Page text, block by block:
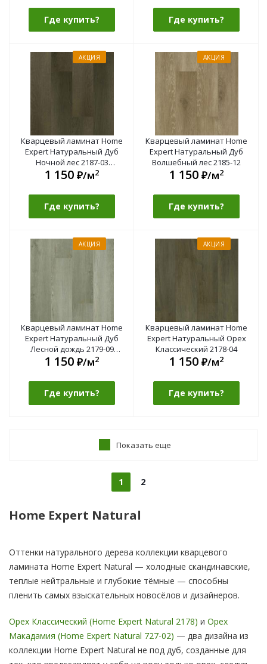
Где купить? Где купить?
АКЦИЯ
Кварцевый ламинат Home
Expert Натуральный Дуб
Ночной лес 2187-03
градиент
1 150 ₽/м2
Где купить?
АКЦИЯ
Кварцевый ламинат Home
Expert Натуральный Дуб
Волшебный лес 2185-12
1 150 ₽/м2
Где купить?
АКЦИЯ
Кварцевый ламинат Home
Expert Натуральный Дуб
Лесной дождь 2179-09
градиент
1 150 ₽/м2
Где купить?
АКЦИЯ
Кварцевый ламинат Home
Expert Натуральный Орех
Классический 2178-04
1 150 ₽/м2
Где купить?
Показать еще
1 2
Home Expert Natural
Оттенки натурального дерева коллекции кварцевого
ламината Home Expert Natural — холодные скандинавские,
теплые нейтральные и глубокие тёмные — способны
пленить самых взыскательных новосёлов и дизайнеров.
Орех Классический (Home Expert Natural 2178) и Орех
Макадамия (Home Expert Natural 727-02) — два дизайна из
коллекции Home Expert Natural не под дуб, созданные для